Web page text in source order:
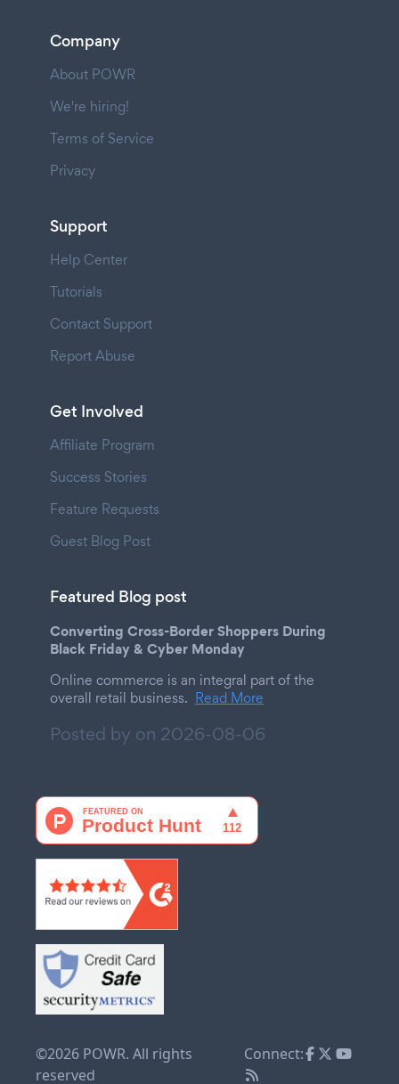
Company
About POWR
We're hiring!
Terms of Service
Privacy
Support
Help Center
Tutorials
Contact Support
Report Abuse
Get Involved
Affiliate Program
Success Stories
Feature Requests
Guest Blog Post
Featured Blog post
Converting Cross-Border Shoppers During
Black Friday & Cyber Monday
Online commerce is an integral part of the
overall retail business. Read More
Posted by on 2026-08-06
©2026 POWR. All rights
reserved
Connect: